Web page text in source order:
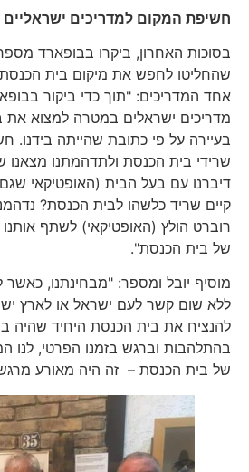
חשיפת המקום למדריכים ישראליים
בסוכות האחרון, ביקרו בבופארד מספר
שהחליטו לחפש את מיקום בית הכנסת.
אחד המדריכים: "תוך כדי ביקור
מדריכים ישראלים במטרה למצוא את
בעיירה על פי כתובת שהייתה בידנו.
שרידי בית הכנסת ולתדהמתנו מצאנו
דיברנו עם בעל הבית (האופטיקאי שגם
קיים שריד כלשהו לבית הכנסת? נדהמנו
רוברט הולץ (האופטיקאי) לשתף אותנו
של בית הכנסת".
מוסיף יובל ומספר: "מבחינתנו, כאשר
ללא שום קשר לעם ישראל או לארץ
להנציח את בית הכנסת היחיד שהיה
בהתלהבות וברגש בזמנו הפרטי, לנו
של בית הכנסת – זה היה מאורע מרגש